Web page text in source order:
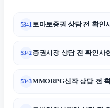
5341 토마토증권 상담 전 확인
5342증권시장 상담 전 확인사
5343MMORPG신작 상담 전